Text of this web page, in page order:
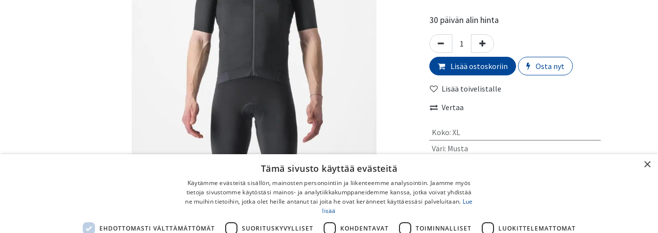
30 päivän alin hinta
Lisää ostoskoriin Osta nyt
Lisää toivelistalle
Vertaa
Koko: XL
Väri: Musta
Sukupuoli:Miehet
Normaali toimitusaika:
Toimituskulut:
×
Tämä sivusto käyttää evästeitä
Käytämme evästeitä sisällön, mainosten personointiin ja liikenteemme analysointiin. Jaamme myös
tietoja sivustomme käytöstäsi mainos- ja analytiikkakumppaneidemme kanssa, jotka voivat yhdistää
ne muihin tietoihin, jotka olet heille antanut tai joita he ovat keränneet käyttäessäsi palveluitaan. Lue
lisää
EHDOTTOMASTI VÄLTTÄMÄTTÖMÄT SUORITUSKYVYLLISET KOHDENTAVAT TOIMINNALLISET LUOKITTELEMATTOMAT